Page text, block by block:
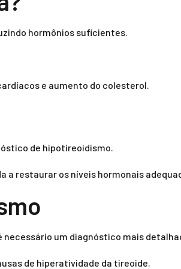
hormônios suficientes.
e aumento do colesterol.
de hipotireoidismo.
a restaurar os níveis hormonais
um diagnóstico mais
de hiperatividade da tireoide.